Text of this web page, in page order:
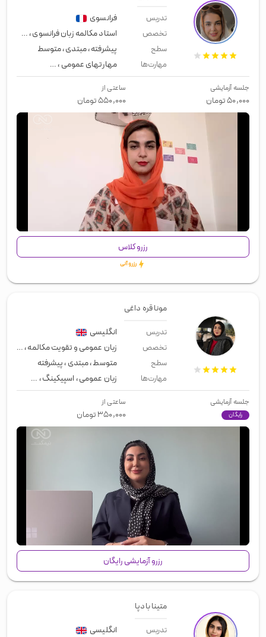
تدریس فرانسوی
تخصص استاد مکالمه زبان فرانسوی،زبان
سطح پیشرفته،مبتدی،متوسط
مهارت‌ها مهارتهای عمومی،زبان عمومی
جلسه آزمایشی
۵۰,۰۰۰تومان
ساعتی از
۵۵۰,۰۰۰تومان
00:00/01:27
رزرو کلاس
رزرو آنی
مونا قره داغی
تدریس انگلیسی
تخصص زبان عمومی و تقویت مکالمه،معلم
سطح متوسط،مبتدی،پیشرفته
مهارت‌ها زبان عمومی،اسپیکینگ،مقاطع
جلسه آزمایشی
رایگان
ساعتی از
۳۵۰,۰۰۰تومان
00:00 02:02
رزرو آزمایشی رایگان
متینا بادپا
تدریس انگلیسی